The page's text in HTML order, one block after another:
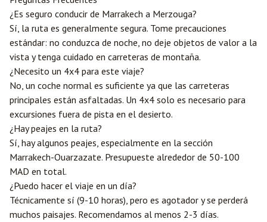
¿Es seguro conducir de Marrakech a Merzouga?
Sí, la ruta es generalmente segura. Tome precauciones
estándar: no conduzca de noche, no deje objetos de valor a la
vista y tenga cuidado en carreteras de montaña.
¿Necesito un 4x4 para este viaje?
No, un coche normal es suficiente ya que las carreteras
principales están asfaltadas. Un 4x4 solo es necesario para
excursiones fuera de pista en el desierto.
¿Hay peajes en la ruta?
Sí, hay algunos peajes, especialmente en la sección
Marrakech-Ouarzazate. Presupueste alrededor de 50-100
MAD en total.
¿Puedo hacer el viaje en un día?
Técnicamente sí (9-10 horas), pero es agotador y se perderá
muchos paisajes. Recomendamos al menos 2-3 días.